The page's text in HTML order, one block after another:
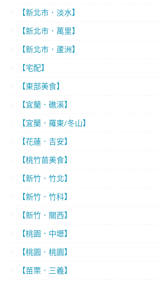
【新北市．淡水】
【新北市．萬里】
【新北市．蘆洲】
【宅配】
【東部美食】
【宜蘭．礁溪】
【宜蘭．羅東/冬山】
【花蓮．吉安】
【桃竹苗美食】
【新竹．竹北】
【新竹．竹科】
【新竹．關西】
【桃園．中壢】
【桃園．桃園】
【苗栗．三義】